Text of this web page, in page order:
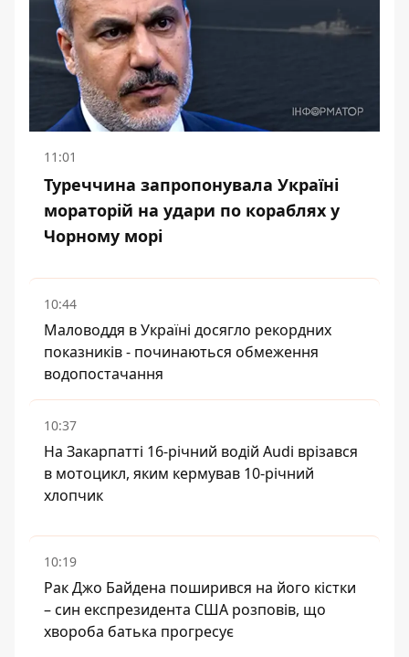
11:01
Туреччина запропонувала Україні
мораторій на удари по кораблях у
Чорному морі
10:44
Маловоддя в Україні досягло рекордних
показників - починаються обмеження
водопостачання
10:37
На Закарпатті 16-річний водій Audi врізався
в мотоцикл, яким кермував 10-річний
хлопчик
10:19
Рак Джо Байдена поширився на його кістки
– син експрезидента США розповів, що
хвороба батька прогресує